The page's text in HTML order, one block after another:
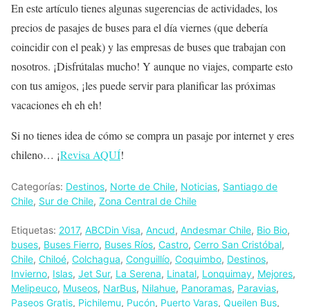
En este artículo tienes algunas sugerencias de actividades, los
precios de pasajes de buses para el día viernes (que debería
coincidir con el peak) y las empresas de buses que trabajan con
nosotros. ¡Disfrútalas mucho! Y aunque no viajes, comparte esto
con tus amigos, ¡les puede servir para planificar las próximas
vacaciones eh eh eh!
Si no tienes idea de cómo se compra un pasaje por internet y eres
chileno… ¡Revisa AQUÍ!
Categorías: Destinos, Norte de Chile, Noticias, Santiago de
Chile, Sur de Chile, Zona Central de Chile
Etiquetas: 2017, ABCDin Visa, Ancud, Andesmar Chile, Bio Bio,
buses, Buses Fierro, Buses Ríos, Castro, Cerro San Cristóbal,
Chile, Chiloé, Colchagua, Conguillío, Coquimbo, Destinos,
Invierno, Islas, Jet Sur, La Serena, Linatal, Lonquimay, Mejores,
Melipeuco, Museos, NarBus, Nilahue, Panoramas, Paravias,
Paseos Gratis, Pichilemu, Pucón, Puerto Varas, Queilen Bus,